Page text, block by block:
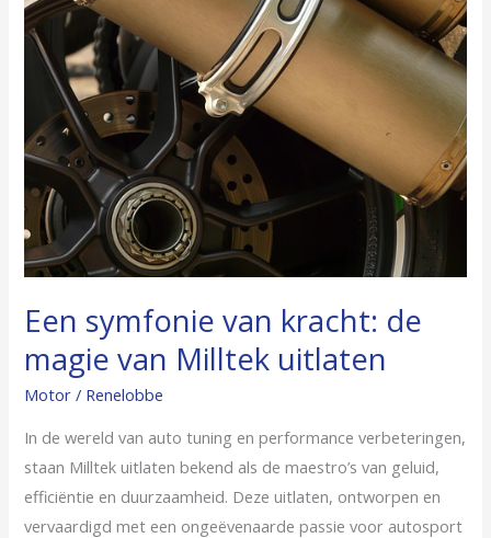
Een symfonie van kracht: de
magie van Milltek uitlaten
Motor / Renelobbe
In de wereld van auto tuning en performance verbeteringen,
staan Milltek uitlaten bekend als de maestro’s van geluid,
efficiëntie en duurzaamheid. Deze uitlaten, ontworpen en
vervaardigd met een ongeëvenaarde passie voor autosport